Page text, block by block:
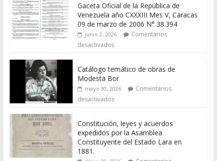
Gaceta Oficial de la República de
Venezuela año CXXXIII Mes V, Caracas
09 de marzo de 2006 N° 38.394
junio 2, 2026
Comentarios
desactivados
Catálogo temático de obras de
Modesta Bor
mayo 30, 2026
Comentarios
desactivados
Constitución, leyes y acuerdos
expedidos por la Asamblea
Constituyente del Estado Lara en
1881.